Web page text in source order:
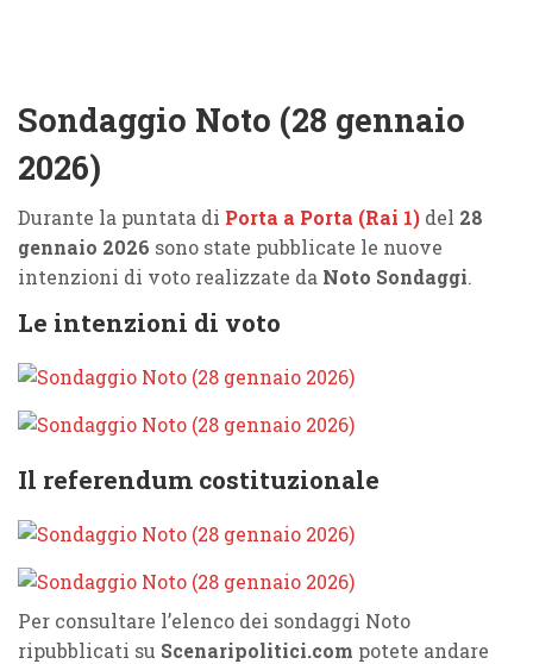
Sondaggio Noto (28 gennaio
2026)
Durante la puntata di Porta a Porta (Rai 1) del 28
gennaio 2026 sono state pubblicate le nuove
intenzioni di voto realizzate da Noto Sondaggi.
Le intenzioni di voto
Il referendum costituzionale
Per consultare l’elenco dei sondaggi Noto
ripubblicati su Scenaripolitici.com potete andare